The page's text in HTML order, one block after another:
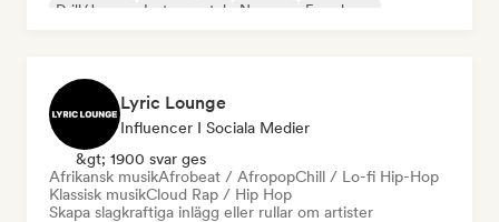
Drill/Jersey
Instrumental Ny scen Fransk rap
Lyric Lounge
Influencer I Sociala Medier
&gt; 1900 svar ges
Afrikansk musikAfrobeat / AfropopChill / Lo-fi Hip-Hop
Klassisk musikCloud Rap / Hip Hop
Skapa slagkraftiga inlägg eller rullar om artister